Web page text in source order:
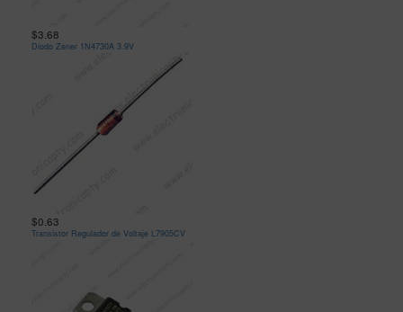
$3.68
Diodo Zener 1N4730A 3.9V
$0.63
Transistor Regulador de Voltaje L7905CV